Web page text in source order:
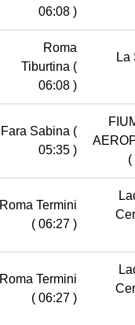
06:08 )
Roma
Tiburtina (
06:08 )
La
Fara Sabina (
05:35 )
(
Roma Termini
( 06:27 )
Roma Termini
( 06:27 )